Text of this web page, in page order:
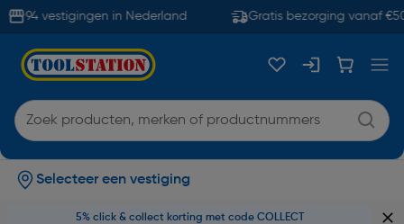
94 vestigingen in Nederland Gratis bezorging vanaf €50
Selecteer een vestiging
5% click & collect korting met code COLLECT